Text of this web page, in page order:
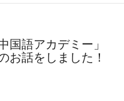
国語アカデミー」
お話をしました！